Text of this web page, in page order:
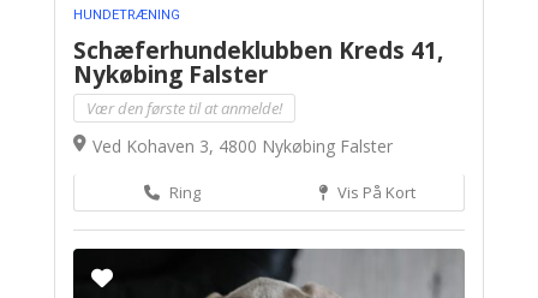
HUNDETRÆNING
Schæferhundeklubben Kreds 41,
Nykøbing Falster
Vær den første til at anmelde!
Ved Kohaven 3, 4800 Nykøbing Falster
Ring Vis På Kort